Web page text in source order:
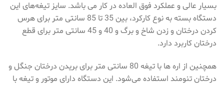
بسیار عالی و عملکرد فوق العاده در کار می باشد. سایز تیغه‌های این
دستگاه بسته به نوع کارکرد، بین 35 تا 85 سانتی متر برای هرس
کردن درختان و زدن شاخ و برگ و 40 و 45 سانتی متر برای قطع
درختان کاربرد دارد.
همچنین از اره‌ ها با تیغه 80 سانتی متر برای بریدن درختان جنگل و
درختان تنومند استفاده می‌شود. این دستگاه دارای موتور و تیغه با